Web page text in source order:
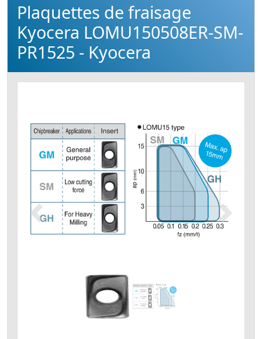
Plaquettes de fraisage
Kyocera LOMU150508ER-SM-
PR1525 - Kyocera
Précédent Suivant